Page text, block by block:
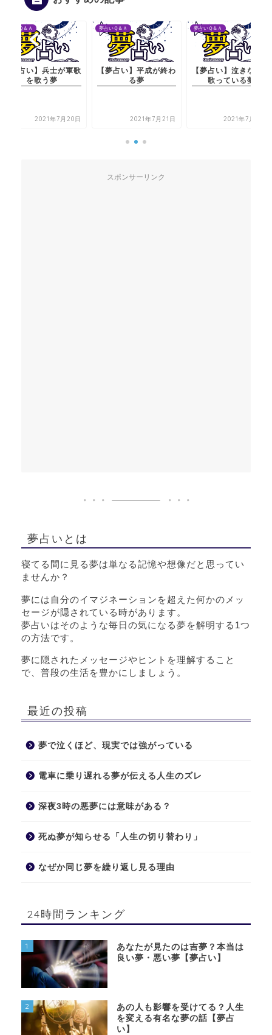
夢占いＱ＆Ａ
【夢占い】兵士が軍歌
を歌う夢
2021年7月20日
夢占いＱ＆Ａ
【夢占い】平成が終わ
る夢
2021年7月21日
夢占いＱ＆Ａ
【夢占い】泣きながら
歌っている夢
2021年7月22日
スポンサーリンク
夢占いとは
寝てる間に見る夢は単なる記憶や想像だと思ってい
ませんか？
夢には自分のイマジネーションを超えた何かのメッ
セージが隠されている時があります。
夢占いはそのような毎日の気になる夢を解明する1つ
の方法です。
夢に隠されたメッセージやヒントを理解すること
で、普段の生活を豊かにしましょう。
最近の投稿
夢で泣くほど、現実では強がっている
電車に乗り遅れる夢が伝える人生のズレ
深夜3時の悪夢には意味がある？
死ぬ夢が知らせる「人生の切り替わり」
なぜか同じ夢を繰り返し見る理由
24時間ランキング
1
あなたが見たのは吉夢？本当は
良い夢・悪い夢【夢占い】
2
あの人も影響を受けてる？人生
を変える有名な夢の話【夢占
い】